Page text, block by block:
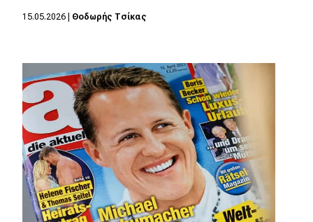
Οδηγός αγοράς
Χρηστικά
Συμβουλές
ΚΤΕΟ
Οδική βοήθεια
15.05.2026 Θοδωρής Τσίκας